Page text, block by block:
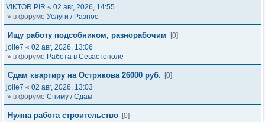
VIKTOR PIR « 02 авг, 2026, 14:55
» в форуме Услуги / Разное
Ищу работу подсобником, разнорабочим
[0]
jolie7 « 02 авг, 2026, 13:06
» в форуме Работа в Севастополе
Сдам квартиру на Острякова 26000 руб.
[0]
jolie7 « 02 авг, 2026, 13:03
» в форуме Сниму / Сдам
Нужна работа строительство [0]